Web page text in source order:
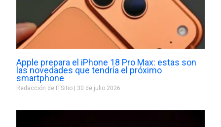
Apple prepara el iPhone 18 Pro Max: estas son
las novedades que tendría el próximo
smartphone
Redacción de ITSitio 30 de julio 2026